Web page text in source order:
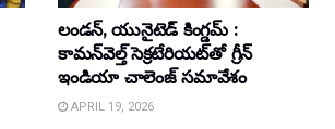
లండన్, యునైటెడ్ కింగ్డమ్ :
కామన్‌వెల్త్ సెక్రటేరియట్‌తో గ్రీన్
ఇండియా చాలెంజ్ సమావేశం
APRIL 19, 2026